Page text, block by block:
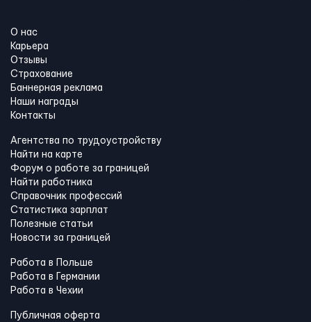
О нас
Карьера
Отзывы
Страхование
Баннерная реклама
Наши награды
Контакты
Агентства по трудоустройству
Найти на карте
Форум о работе за границей
Найти работника
Справочник профессий
Статистика зарплат
Полезные статьи
Новости за границей
Работа в Польше
Работа в Германии
Работа в Чехии
Публичная оферта